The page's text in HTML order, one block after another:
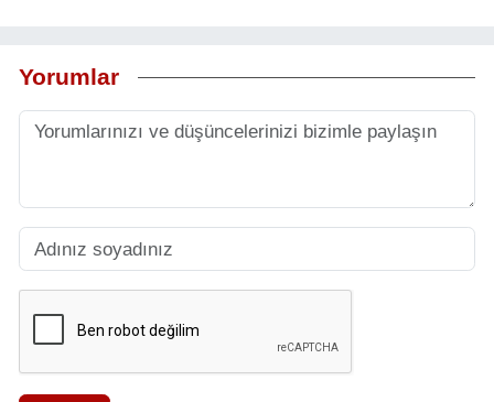
Yorumlar